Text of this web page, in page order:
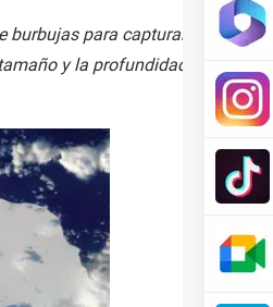
para capturar
y la profundidad de la red y